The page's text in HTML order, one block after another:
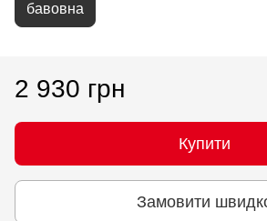
бавовна
2 930 грн
Купити
Замовити